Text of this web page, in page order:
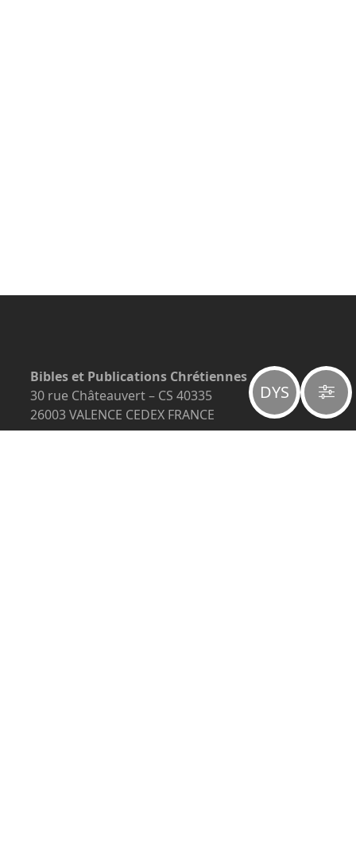
DYS
Bibles et Publications Chrétiennes
30 rue Châteauvert – CS 40335
26003 VALENCE CEDEX FRANCE